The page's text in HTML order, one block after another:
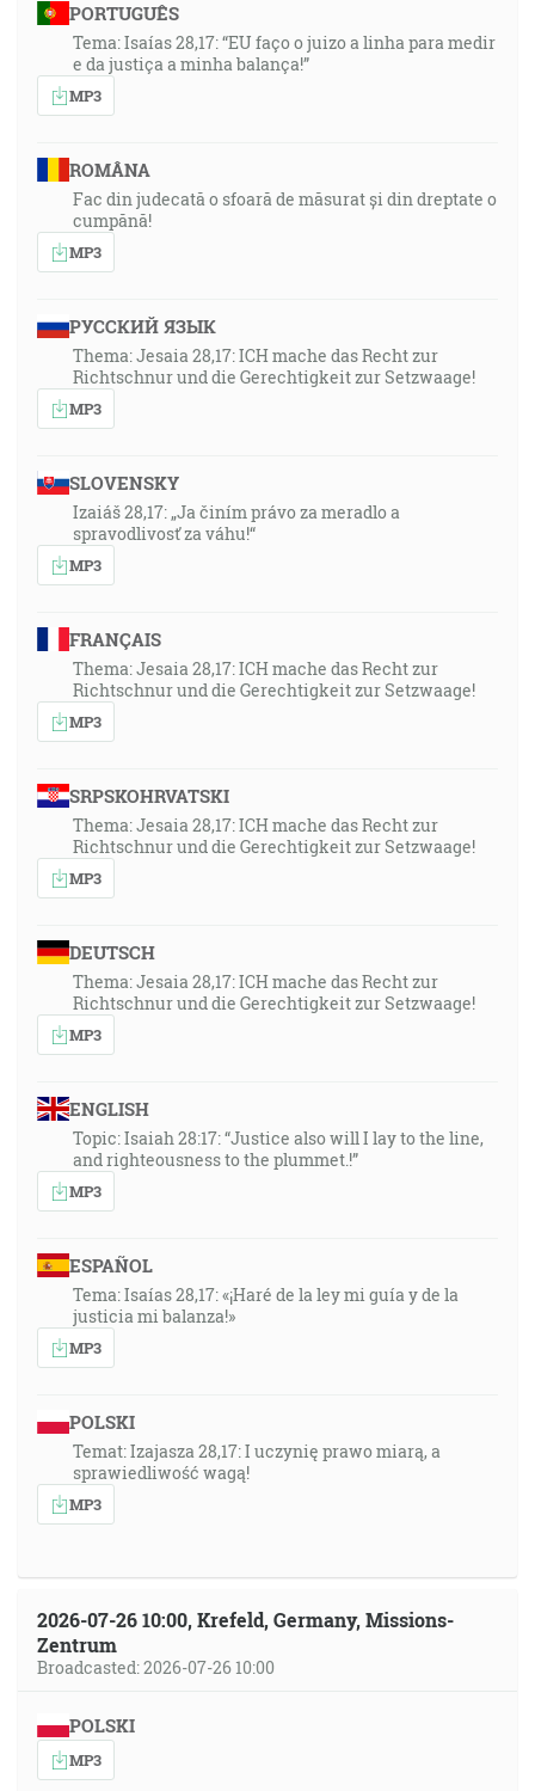
PORTUGUÊS
Tema: Isaías 28,17: “EU faço o juizo a linha para medir
e da justiça a minha balança!”
MP3
ROMÂNA
Fac din judecată o sfoară de măsurat și din dreptate o
cumpănă!
MP3
РУССКИЙ ЯЗЫК
Thema: Jesaia 28,17: ICH mache das Recht zur
Richtschnur und die Gerechtigkeit zur Setzwaage!
MP3
SLOVENSKY
Izaiáš 28,17: „Ja činím právo za meradlo a
spravodlivosť za váhu!“
MP3
FRANÇAIS
Thema: Jesaia 28,17: ICH mache das Recht zur
Richtschnur und die Gerechtigkeit zur Setzwaage!
MP3
SRPSKOHRVATSKI
Thema: Jesaia 28,17: ICH mache das Recht zur
Richtschnur und die Gerechtigkeit zur Setzwaage!
MP3
DEUTSCH
Thema: Jesaia 28,17: ICH mache das Recht zur
Richtschnur und die Gerechtigkeit zur Setzwaage!
MP3
ENGLISH
Topic: Isaiah 28:17: “Justice also will I lay to the line,
and righteousness to the plummet.!”
MP3
ESPAÑOL
Tema: Isaías 28,17: «¡Haré de la ley mi guía y de la
justicia mi balanza!»
MP3
POLSKI
Temat: Izajasza 28,17: I uczynię prawo miarą, a
sprawiedliwość wagą!
MP3
2026-07-26 10:00, Krefeld, Germany, Missions-
Zentrum
Broadcasted: 2026-07-26 10:00
POLSKI
MP3